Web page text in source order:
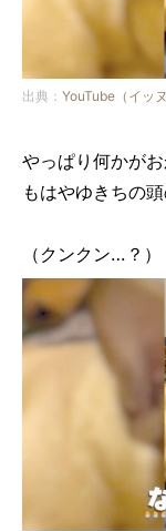
出典： YouTube（イッ
やっぱり何かがお
もはやゆきちの
（クンクン…？）